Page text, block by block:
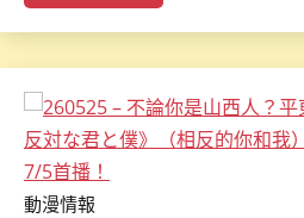
動漫情報